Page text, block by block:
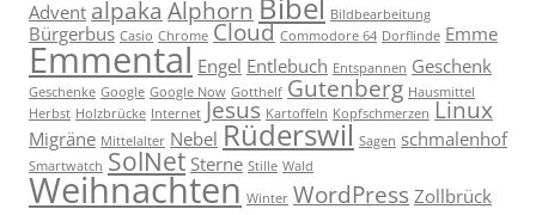
Advent alpaka Alphorn Bildbearbeitung
Bürgerbus Casio Chrome Cloud Commodore 64 Dorflinde Emme
Emmental Engel Entlebuch Entspannen Geschenk
Geschenke Google Google Now Gotthelf Gutenberg Hausmittel
Herbst Holzbrücke Internet Jesus Kartoffeln Kopfschmerzen Linux
Migräne Mittelalter Nebel Rüderswil Sagen schmalenhof
Smartwatch SolNet Sterne Stille Wald
Weihnachten Winter WordPress Zollbrück